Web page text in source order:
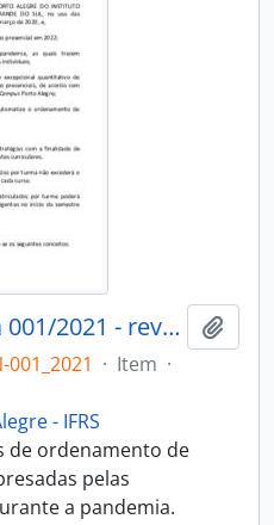
Instrução Normativa 001/2021 - revogado
001_2021 · Item ·
- IFRS
de ordenamento de
pelas
a pandemia.